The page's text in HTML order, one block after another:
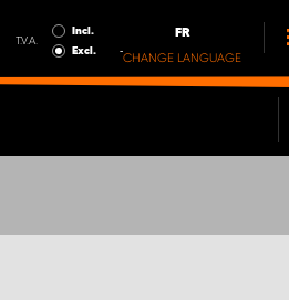
T.V.A.
Incl.
Excl.
FR
CHANGE LANGUAGE